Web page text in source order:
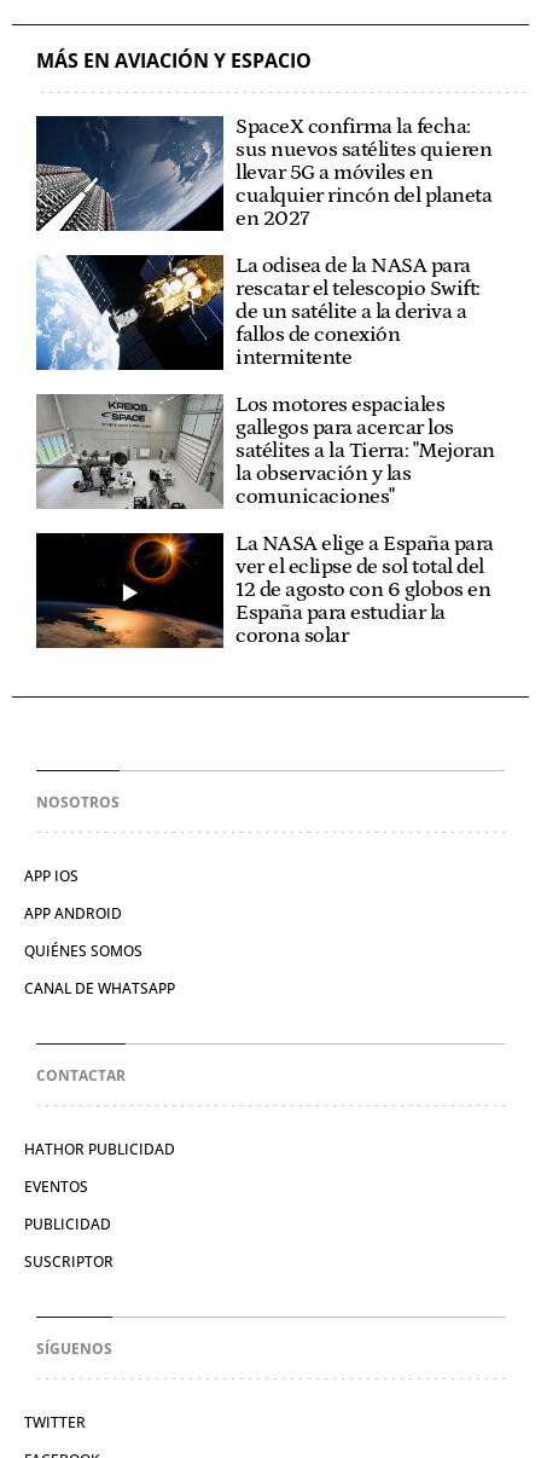
MÁS EN AVIACIÓN Y ESPACIO
SpaceX confirma la fecha:
sus nuevos satélites quieren
llevar 5G a móviles en
cualquier rincón del planeta
en 2027
La odisea de la NASA para
rescatar el telescopio Swift:
de un satélite a la deriva a
fallos de conexión
intermitente
Los motores espaciales
gallegos para acercar los
satélites a la Tierra: "Mejoran
la observación y las
comunicaciones"
La NASA elige a España para
ver el eclipse de sol total del
12 de agosto con 6 globos en
España para estudiar la
corona solar
NOSOTROS
APP IOS
APP ANDROID
QUIÉNES SOMOS
CANAL DE WHATSAPP
CONTACTAR
HATHOR PUBLICIDAD
EVENTOS
PUBLICIDAD
SUSCRIPTOR
SÍGUENOS
TWITTER